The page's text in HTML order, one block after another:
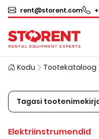
rent@storent.com
Kodu Tootekataloog
Tagasi
Elektriinstrumendid